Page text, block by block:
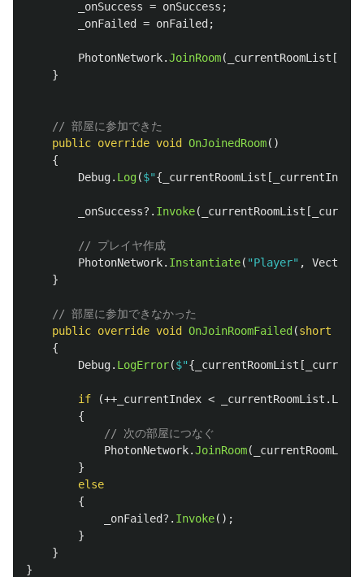
_onSuccess = onSuccess ;
_onFailed
= onFailed ;
PhotonNetwork.JoinRoom( _currentRoomList [
}
// 部屋に参加できた
public override void OnJoinedRoom()
{
Debug. Log($"{ _currentRoomList [ _currentIndex
_onSuccess?. Invoke( _currentRoomList [
// プレイヤ作成
PhotonNetwork. Instantiate( "Player" , Vector3
}
// 部屋に参加できなかった
public override void OnJoinRoomFailed (short
{
Debug. LogError($"{ _currentRoomList [
if (++ _currentIndex < _currentRoomList .
{
// 次の部屋につなぐ
PhotonNetwork.JoinRoom( _currentRoomList
}
else
{
_onFailed?. Invoke();
}
}
}